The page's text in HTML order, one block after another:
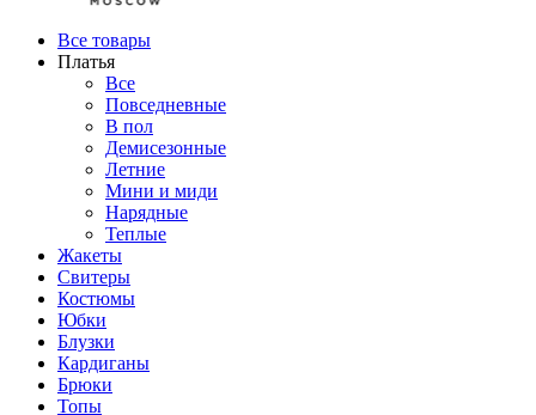
Все товары
Платья
Все
Повседневные
В пол
Демисезонные
Летние
Мини и миди
Нарядные
Теплые
Жакеты
Свитеры
Костюмы
Юбки
Блузки
Кардиганы
Брюки
Топы